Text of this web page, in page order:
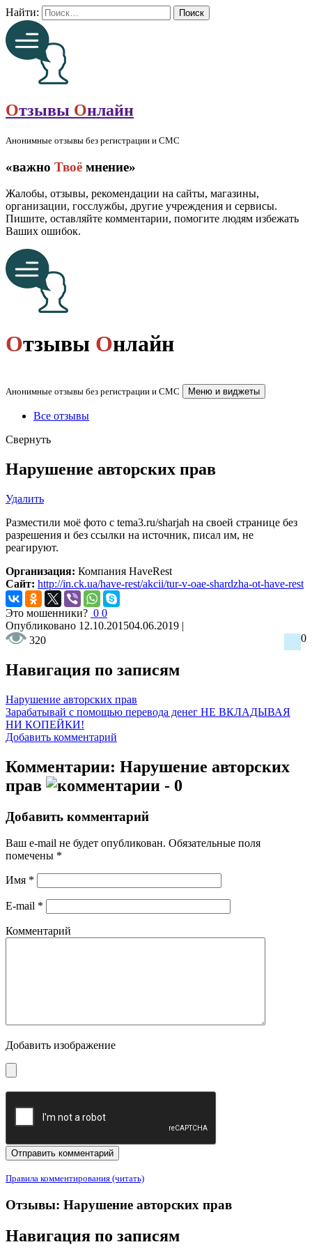
Найти:
Отзывы Онлайн
Анонимные отзывы без регистрации и СМС
«важно Твоё мнение»
Жалобы, отзывы, рекомендации на сайты, магазины,
организации, госслужбы, другие учреждения и сервисы.
Пишите, оставляйте комментарии, помогите людям избежать
Ваших ошибок.
Отзывы Онлайн
Анонимные отзывы без регистрации и СМС Меню и виджеты
Все отзывы
Свернуть
Нарушение авторских прав
Удалить
Разместили моё фото с tema3.ru/sharjah на своей странице без
разрешения и без ссылки на источник, писал им, не
реагируют.
Организация: Компания HaveRest
Сайт: http://in.ck.ua/have-rest/akcii/tur-v-oae-shardzha-ot-have-rest
Это мошенники? 0 0
Опубликовано 12.10.201504.06.2019 |
320
0
Навигация по записям
Нарушение авторских прав
Зарабатывай с помощью перевода денег НЕ ВКЛАДЫВАЯ
НИ КОПЕЙКИ!
Добавить комментарий
Комментарии: Нарушение авторских
прав
- 0
Добавить комментарий
Ваш e-mail не будет опубликован. Обязательные поля
помечены *
Имя *
E-mail *
Комментарий
Добавить изображение
Правила комментирования (читать)
Отзывы: Нарушение авторских прав
Навигация по записям